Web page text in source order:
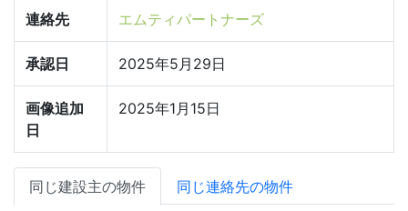
連絡先 エムティパートナーズ
承認日 2025年5月29日
画像追加
日
2025年1月15日
同じ建設主の物件 同じ連絡先の物件